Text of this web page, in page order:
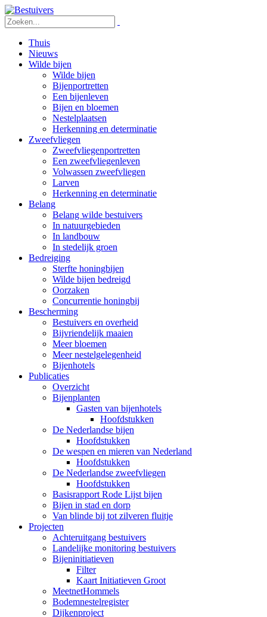
Thuis
Nieuws
Wilde bijen
Wilde bijen
Bijenportretten
Een bijenleven
Bijen en bloemen
Nestelplaatsen
Herkenning en determinatie
Zweefvliegen
Zweefvliegenportretten
Een zweefvliegenleven
Volwassen zweefvliegen
Larven
Herkenning en determinatie
Belang
Belang wilde bestuivers
In natuurgebieden
In landbouw
In stedelijk groen
Bedreiging
Sterfte honingbijen
Wilde bijen bedreigd
Oorzaken
Concurrentie honingbij
Bescherming
Bestuivers en overheid
Bijvriendelijk maaien
Meer bloemen
Meer nestelgelegenheid
Bijenhotels
Publicaties
Overzicht
Bijenplanten
Gasten van bijenhotels
Hoofdstukken
De Nederlandse bijen
Hoofdstukken
De wespen en mieren van Nederland
Hoofdstukken
De Nederlandse zweefvliegen
Hoofdstukken
Basisrapport Rode Lijst bijen
Bijen in stad en dorp
Van blinde bij tot zilveren fluitje
Projecten
Achteruitgang bestuivers
Landelijke monitoring bestuivers
Bijeninitiatieven
Filter
Kaart Initiatieven Groot
MeetnetHommels
Bodemnestelregister
Dijkenproject